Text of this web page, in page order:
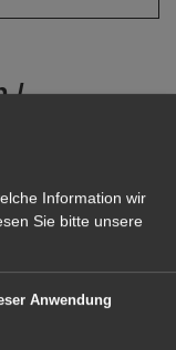
/
Information wir
Sie bitte unsere
Anwendung